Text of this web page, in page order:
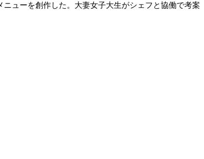
ューを創作した。大妻女子大生がシェフと協働で考案